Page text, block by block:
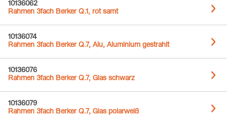
10136062
Rahmen 3fach Berker Q.1, rot samt
10136074
Rahmen 3fach Berker Q.7, Alu, Aluminium gestrahlt
10136076
Rahmen 3fach Berker Q.7, Glas schwarz
10136079
Rahmen 3fach Berker Q.7, Glas polarweiß